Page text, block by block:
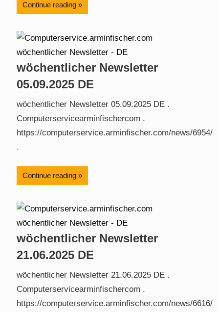
Continue reading
wöchentlicher Newsletter
05.09.2025 DE
wöchentlicher Newsletter 05.09.2025 DE .
Computerservicearminfischercom .
https://computerservice.arminfischer.com/news/6954/
.
Continue reading
wöchentlicher Newsletter
21.06.2025 DE
wöchentlicher Newsletter 21.06.2025 DE .
Computerservicearminfischercom .
https://computerservice.arminfischer.com/news/6616/